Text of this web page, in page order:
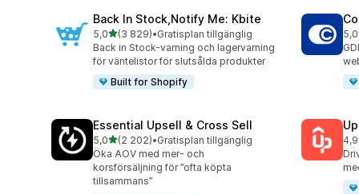
Back In Stock,Notify Me: Kbite
5,0av 5 stjärnor
(3 829)
3829 recensioner totalt
•Gratisplan tillgänglig
Back in Stock-varning och lagervarning
för väntelistor för slutsålda produkter
Built for Shopify
5,0
Essential Upsell & Cross Sell
5,0av 5 stjärnor
(2 202)
2202 recensioner totalt
•Gratisplan tillgänglig
Öka AOV med mer- och
korsförsäljning för ”ofta köpta
tillsammans”
4,9